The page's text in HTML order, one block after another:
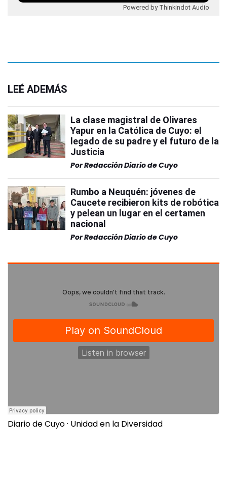
Powered by Thinkindot Audio
LEÉ ADEMÁS
La clase magistral de Olivares
Yapur en la Católica de Cuyo: el
legado de su padre y el futuro de la
Justicia
PorRedacción Diario de Cuyo
Rumbo a Neuquén: jóvenes de
Caucete recibieron kits de robótica
y pelean un lugar en el certamen
nacional
PorRedacción Diario de Cuyo
Diario de Cuyo· Unidad en la Diversidad